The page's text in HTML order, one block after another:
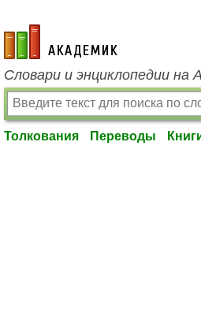
academic.ru
Словари и энциклопедии на
Толкования Переводы